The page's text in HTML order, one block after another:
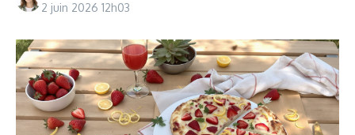
2 juin 2026 12h03